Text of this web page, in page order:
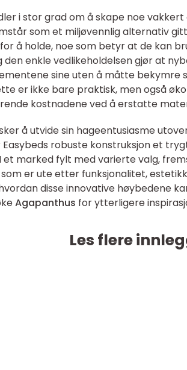
i stor grad om å skape noe
som et miljøvennlig alternativ
å holde, noe som betyr at de kan
den enkle vedlikeholdelsen gjør at
sine uten å måtte bekymre
er ikke bare praktisk, men også
kostnadene ved å erstatte
å utvide sin hageentusiasme
robuste konstruksjon et
marked fylt med varierte valg,
er ute etter funksjonalitet,
disse innovative høybedene
Agapanthus for ytterligere
Les flere